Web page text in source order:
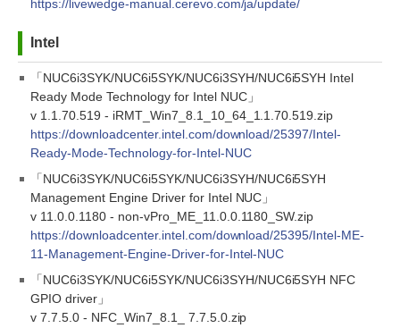
https://livewedge-manual.cerevo.com/ja/update/
Intel
「NUC6i3SYK/NUC6i5SYK/NUC6i3SYH/NUC6i5SYH Intel
Ready Mode Technology for Intel NUC」
v 1.1.70.519 - iRMT_Win7_8.1_10_64_1.1.70.519.zip
https://downloadcenter.intel.com/download/25397/Intel-
Ready-Mode-Technology-for-Intel-NUC
「NUC6i3SYK/NUC6i5SYK/NUC6i3SYH/NUC6i5SYH
Management Engine Driver for Intel NUC」
v 11.0.0.1180 - non-vPro_ME_11.0.0.1180_SW.zip
https://downloadcenter.intel.com/download/25395/Intel-ME-
11-Management-Engine-Driver-for-Intel-NUC
「NUC6i3SYK/NUC6i5SYK/NUC6i3SYH/NUC6i5SYH NFC
GPIO driver」
v 7.7.5.0 - NFC_Win7_8.1_ 7.7.5.0.zip